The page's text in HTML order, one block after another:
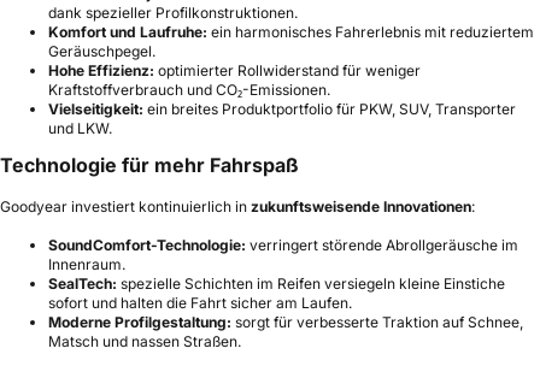
dank spezieller Profilkonstruktionen.
Komfort und Laufruhe: ein harmonisches Fahrerlebnis mit reduziertem
Geräuschpegel.
Hohe Effizienz: optimierter Rollwiderstand für weniger
Kraftstoffverbrauch und CO₂-Emissionen.
Vielseitigkeit: ein breites Produktportfolio für PKW, SUV, Transporter
und LKW.
Technologie für mehr Fahrspaß
Goodyear investiert kontinuierlich in zukunftsweisende Innovationen:
SoundComfort-Technologie: verringert störende Abrollgeräusche im
Innenraum.
SealTech: spezielle Schichten im Reifen versiegeln kleine Einstiche
sofort und halten die Fahrt sicher am Laufen.
Moderne Profilgestaltung: sorgt für verbesserte Traktion auf Schnee,
Matsch und nassen Straßen.